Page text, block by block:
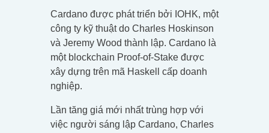
Cardano được phát triển bởi IOHK, một
công ty kỹ thuật do Charles Hoskinson
và Jeremy Wood thành lập. Cardano là
một blockchain Proof-of-Stake được
xây dựng trên mã Haskell cấp doanh
nghiệp.
Lần tăng giá mới nhất trùng hợp với
việc người sáng lập Cardano, Charles